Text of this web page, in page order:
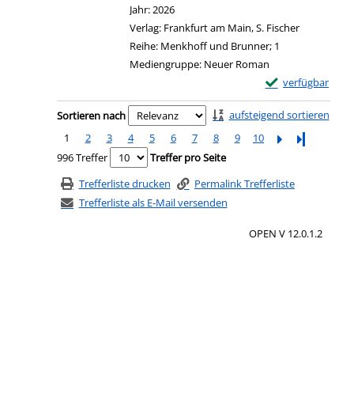
Jahr:2026
Verlag: Frankfurt am Main, S. Fischer
Reihe: Menkhoff und Brunner; 1
Mediengruppe: Neuer Roman
verfügbar
Exemplar-Details
Zu den Suchfiltern springen
Sortieren nach
aufsteigend sortieren
1
2 3 4 5 6 7 8 9 10
Letzte Seite
996 Treffer
Treffer pro Seite
Trefferliste drucken
Permalink Trefferliste
Trefferliste als E-Mail versenden
OPEN V 12.0.1.2